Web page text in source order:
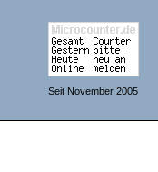
Seit November 2005